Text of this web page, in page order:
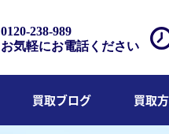
0120-238-989
お気軽にお電話ください
買取ブログ 買取